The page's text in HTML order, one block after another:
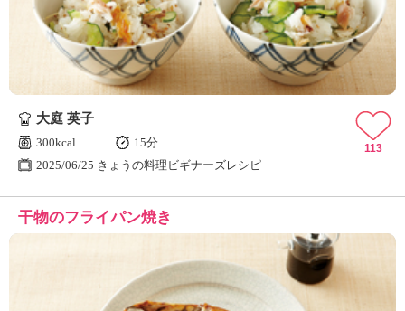
大庭 英子
300kcal
15分
2025/06/25 きょうの料理ビギナーズレシピ
113
干物のフライパン焼き